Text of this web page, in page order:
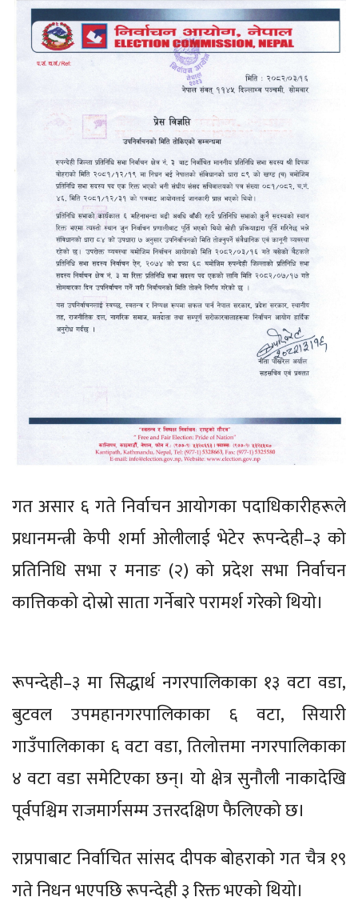
गत असार ६ गते निर्वाचन आयोगका पदाधिकारीहरूले
प्रधानमन्त्री केपी शर्मा ओलीलाई भेटेर रूपन्देही–३ को
प्रतिनिधि सभा र मनाङ (२) को प्रदेश सभा निर्वाचन
कात्तिकको दोस्रो साता गर्नेबारे परामर्श गरेको थियो।
रूपन्देही–३ मा सिद्धार्थ नगरपालिकाका १३ वटा वडा,
बुटवल उपमहानगरपालिकाका ६ वटा, सियारी
गाउँपालिकाका ६ वटा वडा, तिलोत्तमा नगरपालिकाका
४ वटा वडा समेटिएका छन्। यो क्षेत्र सुनौली नाकादेखि
पूर्वपश्चिम राजमार्गसम्म उत्तरदक्षिण फैलिएको छ।
राप्रपाबाट निर्वाचित सांसद दीपक बोहराको गत चैत्र १९
गते निधन भएपछि रूपन्देही ३ रिक्त भएको थियो।